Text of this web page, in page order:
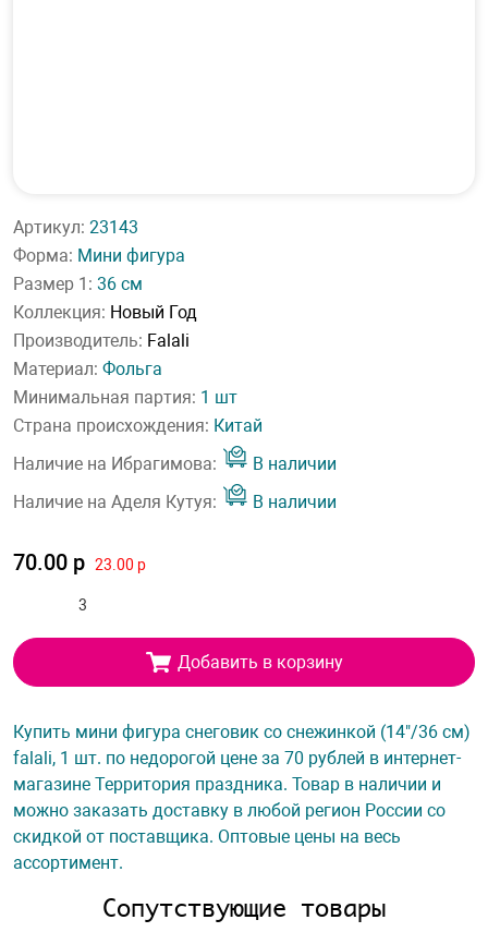
Артикул: 23143
Форма: Мини фигура
Размер 1: 36 см
Коллекция: Новый Год
Производитель: Falali
Материал: Фольга
Минимальная партия: 1 шт
Страна происхождения: Китай
Наличие на Ибрагимова:
В наличии
Наличие на Аделя Кутуя:
В наличии
70.00 р 23.00 р
Добавить в корзину
Купить мини фигура снеговик со снежинкой (14"/36 см)
falali, 1 шт. по недорогой цене за 70 рублей в интернет-
магазине Территория праздника. Товар в наличии и
можно заказать доставку в любой регион России со
скидкой от поставщика. Оптовые цены на весь
ассортимент.
Сопутствующие товары